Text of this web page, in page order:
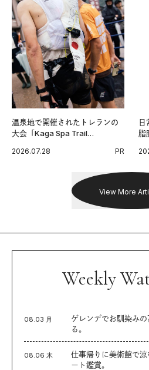
温泉地で開催されたトレランの
大会「Kaga Spa Trail
戦を夢見るランナーたちの奮闘
2026.07.28 PR
日
脂
習
View More
Weekly
08.03 月
ゲレンデでお馴染み
る。
08.06 木
仕事帰りに美術館で
ート鑑賞。